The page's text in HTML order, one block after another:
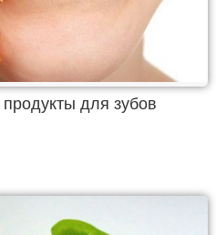
для зубов